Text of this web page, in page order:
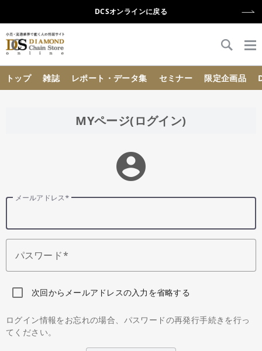
DCSオンラインに戻る
トップ 雑誌 レポート・データ集 セミナー 限定企画品
MYページ(ログイン)
account_circle
メールアドレス
パスワード
次回からメールアドレスの入力を省略する
ログイン情報をお忘れの場合、パスワードの再発行手続きを行っ
てください。